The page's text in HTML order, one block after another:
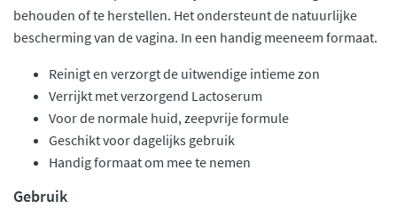
behouden of te herstellen. Het ondersteunt de natuurlijke
bescherming van de vagina. In een handig meeneem formaat.
Reinigt en verzorgt de uitwendige intieme zon
Verrijkt met verzorgend Lactoserum
Voor de normale huid, zeepvrije formule
Geschikt voor dagelijks gebruik
Handig formaat om mee te nemen
Gebruik